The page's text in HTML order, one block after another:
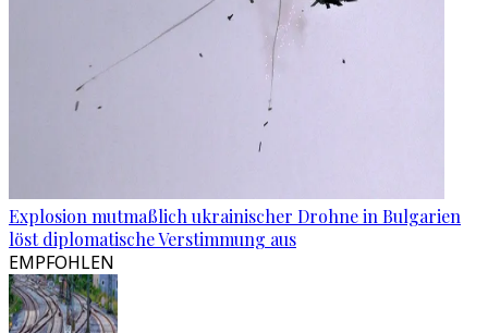
Explosion mutmaßlich ukrainischer Drohne in Bulgarien
löst diplomatische Verstimmung aus
EMPFOHLEN